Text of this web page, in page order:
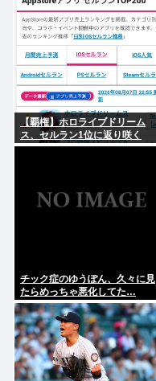
【覇権】ホロライブドリーム
ス、セルラン1位に返り咲く
WIWIWIWIWIWIWIWIWIWIWIWI
チック症のゆうぽん、久々に見
たらめっちゃ悪化してた…